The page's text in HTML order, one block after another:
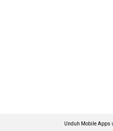
Unduh Mobile Apps